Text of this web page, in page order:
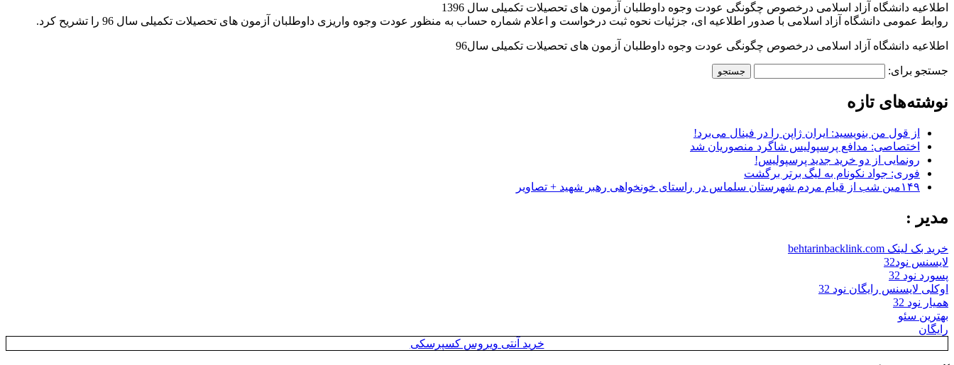
اطلاعیه دانشگاه آزاد اسلامی درخصوص چگونگی عودت وجوه داوطلبان آزمون های تحصیلات تکمیلی سال 1396
روابط عمومی دانشگاه آزاد اسلامی با صدور اطلاعیه ای، جزئیات نحوه ثبت درخواست و اعلام شماره حساب به منظور عودت وجوه واریزی داوطلبان آزمون های تحصیلات تکمیلی سال 96 را تشریح کرد.
اطلاعیه دانشگاه آزاد اسلامی درخصوص چگونگی عودت وجوه داوطلبان آزمون های تحصیلات تکمیلی سال96
جستجو برای:
نوشته‌های تازه
از قول من بنویسید: ایران ژاپن را در فینال می‌برد!
اختصاصی: مدافع پرسپولیس شاگرد منصوریان شد
رونمایی از دو خرید جدید پرسپولیس!
فوری: جواد نکونام به لیگ برتر برگشت
۱۴۹مین شب از قیام مردم شهرستان سلماس در راستای خونخواهی رهبر شهید + تصاویر
مدیر :
خرید بک لینک behtarinbacklink.com
لایسنس نود32
پسورد نود 32
اوکلی لایسنس رایگان نود 32
همیار نود 32
بهترین سئو
رایگان
خرید آنتی ویروس کسپرسکی